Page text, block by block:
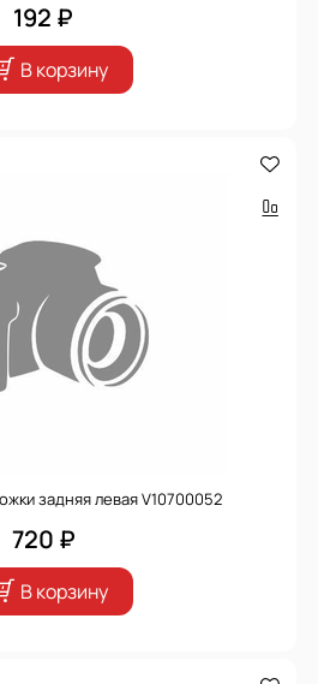
192 ₽
В корзину
задняя левая V10700052
720 ₽
В корзину